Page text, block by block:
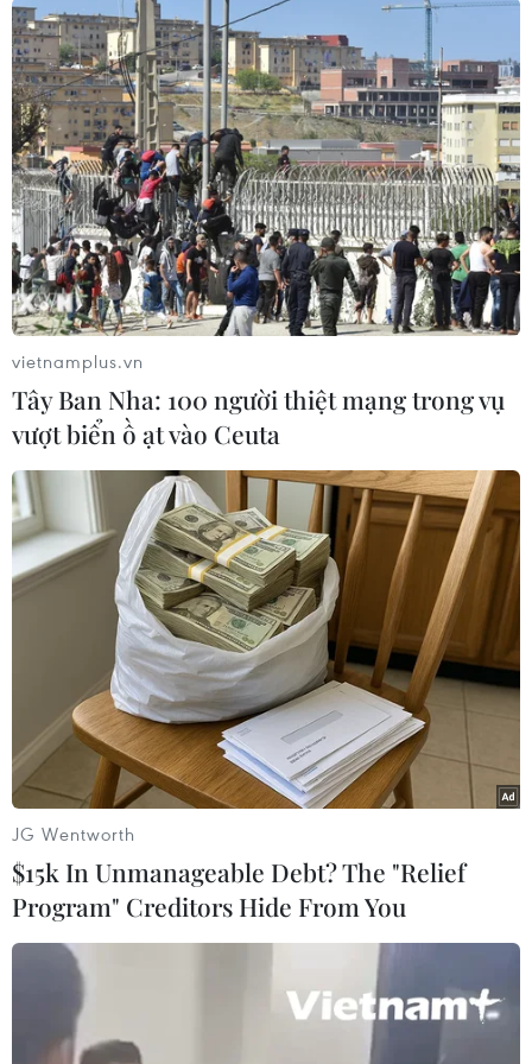
3,3%./.
(TTXVN/Vietnam+)
#ký thỏa thuận thương mại #Washington
#Nhà Trắng
#tranh chấp thương mại
#Tổng thống Mỹ
#Donald Trump
#hàng hóa nhập khẩu
Trung Quốc
Theo dõi VietnamPlus
TIN LIÊN QUAN
vietnamplus.vn
Tây Ban Nha: 100 người thiệt mạng trong vụ
vượt biển ồ ạt vào Ceuta
JG Wentworth
$15k In Unmanageable Debt? The "Relief
Program" Creditors Hide From You